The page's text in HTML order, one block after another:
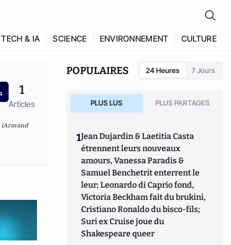
TECH & IA SCIENCE ENVIRONNEMENT CULTURE
1
Articles
(Armand
POPULAIRES 24 Heures 7 Jours
PLUS LUS PLUS PARTAGES
1Jean Dujardin & Laetitia Casta
étrennent leurs nouveaux
amours, Vanessa Paradis &
Samuel Benchetrit enterrent le
leur; Leonardo di Caprio fond,
Victoria Beckham fait du brukini,
Cristiano Ronaldo du bisco-fils;
Suri ex Cruise joue du
Shakespeare queer